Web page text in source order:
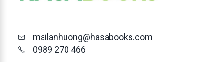
mailanhuong@hasabooks.com
0989 270 466